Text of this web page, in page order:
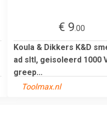
€ 9.00
Koula & Dikkers K&D
ad sltl, geisoleerd 1000
greep...
Toolmax.nl